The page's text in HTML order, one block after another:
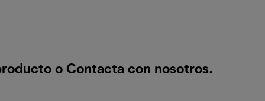
o Contacta con nosotros.